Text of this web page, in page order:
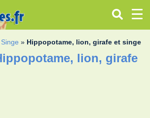
Singe » Hippopotame, lion, girafe et singe
lion, girafe